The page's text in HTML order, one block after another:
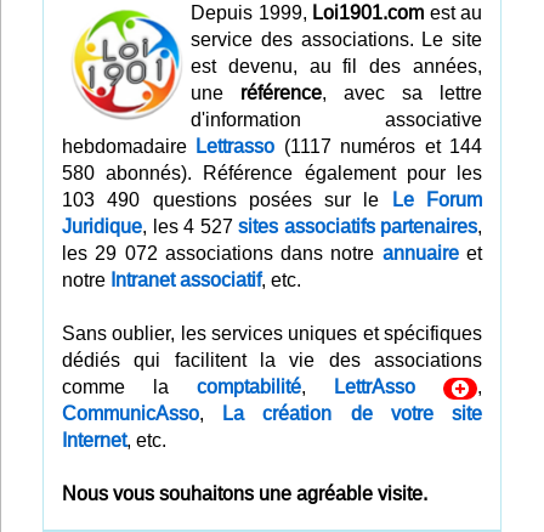
Menu général
ServiceAsso
Partager
VieAsso
Divers
Abo Lettrasso
Désabo Lettrasso
Depuis 1999, Loi1901.com est au
service des associations. Le site
est devenu, au fil des années,
une référence, avec sa lettre
d'information associative
hebdomadaire Lettrasso (1117 numéros et 144
580 abonnés). Référence également pour les
103 490 questions posées sur le Le Forum
Juridique, les 4 527 sites associatifs partenaires,
les 29 072 associations dans notre annuaireet
notre Intranet associatif, etc.
Sans oublier, les services uniques et spécifiques
dédiés qui facilitent la vie des associations
comme la comptabilité, LettrAsso
,
CommunicAsso, La création de votre site
Internet, etc.
Nous vous souhaitons une agréable visite.